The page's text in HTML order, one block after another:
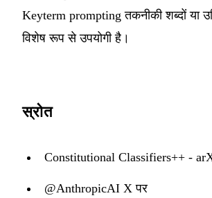
Keyterm prompting तकनीकी शब्दों या
विशेष रूप से उपयोगी है।
स्रोत
Constitutional Classifiers++ -
@AnthropicAI X पर